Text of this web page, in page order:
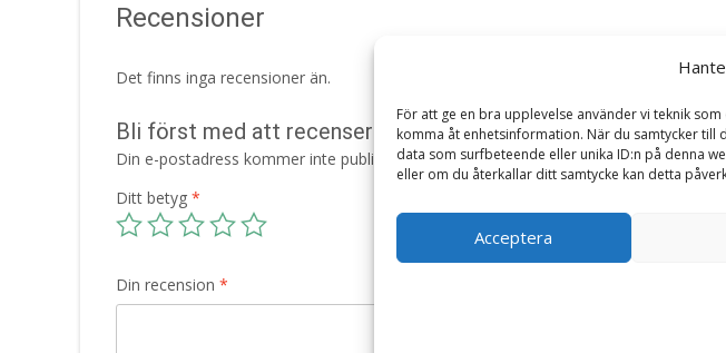
För att ge en bra upplevelse använder vi teknik
komma åt enhetsinformation. När du samtycker till
data som surfbeteende eller unika ID:n på denna
eller om du återkallar ditt samtycke kan detta
Acceptera
Recensioner
Det finns inga recensioner än.
Bli först med att recensera ”Vildsvins kulting – WWF
Din e-postadress kommer inte publiceras. Obligatoriska fält är märkta*
Ditt betyg *
Din recension *